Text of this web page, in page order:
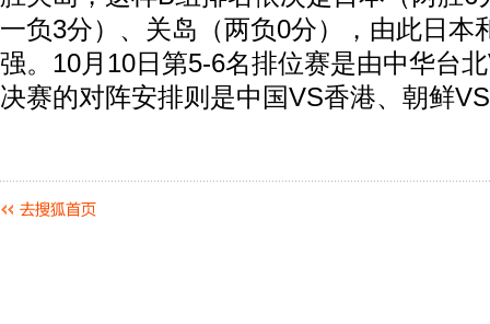
一负3分）、关岛（两负0分），由此日本
强。10月10日第5-6名排位赛是由中华台
决赛的对阵安排则是中国VS香港、朝鲜